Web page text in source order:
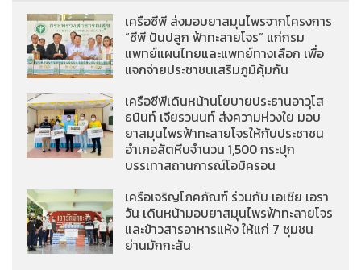
เครือซีพี ส่งมอบยาสมุนไพรจากโครงการ
“ซีพี ปันปลูก ฟ้าทะลายโจร” แก่กรม
แพทย์แผนไทยและแพทย์ทางเลือก เพื่อ
แจกจ่ายประชาชนเสริมภูมิคุ้มกัน
เครือซีพีเดินหน้านโยบายประธานอาวุโส
ธนินท์ เจียรวนนท์ ส่งความห่วงใย มอบ
ยาสมุนไพรฟ้าทะลายโจรให้กับประชาชน
อำเภอสัตหีบจำนวน 1,500 กระปุก
บรรเทาสถานการณ์โอมิครอน
เครือเจริญโภคภัณฑ์ ร่วมกับ เอเชีย เอรา
วัน เดินหน้ามอบยาสมุนไพรฟ้าทะลายโจร
และข้าวสารอาหารแห้ง ให้แก่ 7 ชุมชน
ย่านมักกะสัน